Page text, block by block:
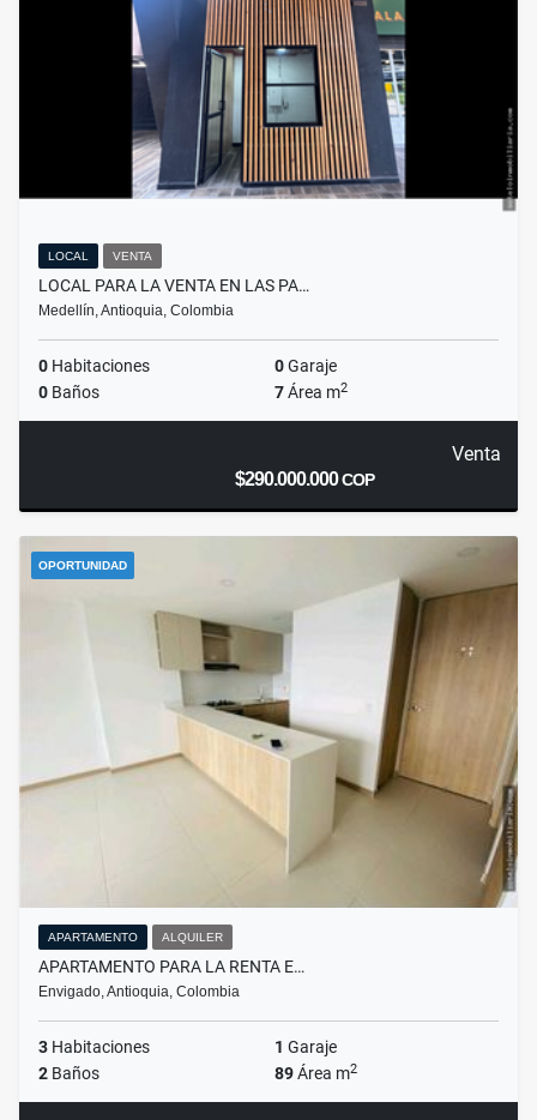
LOCAL VENTA
LOCAL PARA LA VENTA EN LAS PA…
Medellín, Antioquia, Colombia
0 Habitaciones 0Garaje
0 Baños 7Área m2
Venta
$290.000.000COP
OPORTUNIDAD
APARTAMENTO ALQUILER
APARTAMENTO PARA LA RENTA E…
Envigado, Antioquia, Colombia
3 Habitaciones 1 Garaje
2 Baños 89Área m2